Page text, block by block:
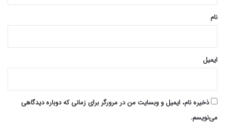
نام
ایمیل
ذخیره نام، ایمیل و وبسایت من در مرورگر برای زمانی که دوباره دیدگاهی
می‌نویسم.